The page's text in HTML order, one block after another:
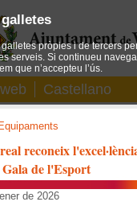
Castellano
Equipaments
reconeix
Gala de l'Esport
de 2026
galletes pròpies i de tercers
serveis. Si continueu
que n’accepteu l’ús.